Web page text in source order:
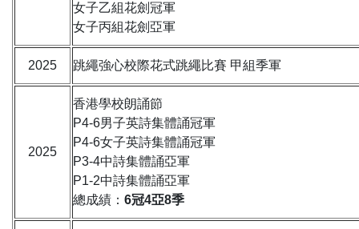
女子乙組花劍冠軍
女子丙組花劍亞軍
2025 跳繩強心校際花式跳繩比賽 甲組季軍
2025
香港學校朗誦節
P4-6男子英詩集體誦冠軍
P4-6女子英詩集體誦冠軍
P3-4中詩集體誦亞軍
P1-2中詩集體誦亞軍
總成績： 6冠4亞8季